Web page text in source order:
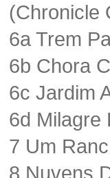
(Chronicle
6a Trem
6b Chora
6c Jardim
6d Milagre
7 Um
8 Nuvens